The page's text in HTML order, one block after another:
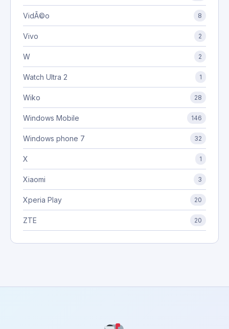
VidÃ©o 8
Vivo 2
W 2
Watch Ultra 2 1
Wiko 28
Windows Mobile 146
Windows phone 7 32
X 1
Xiaomi 3
Xperia Play 20
ZTE 20